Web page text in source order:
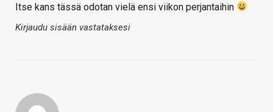
Itse kans tässä odotan vielä ensi viikon perjantaihin
Kirjaudu sisään vastataksesi